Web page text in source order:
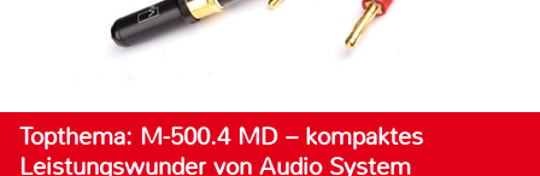
Topthema: M-500.4 MD – kompaktes
Leistungswunder von Audio System